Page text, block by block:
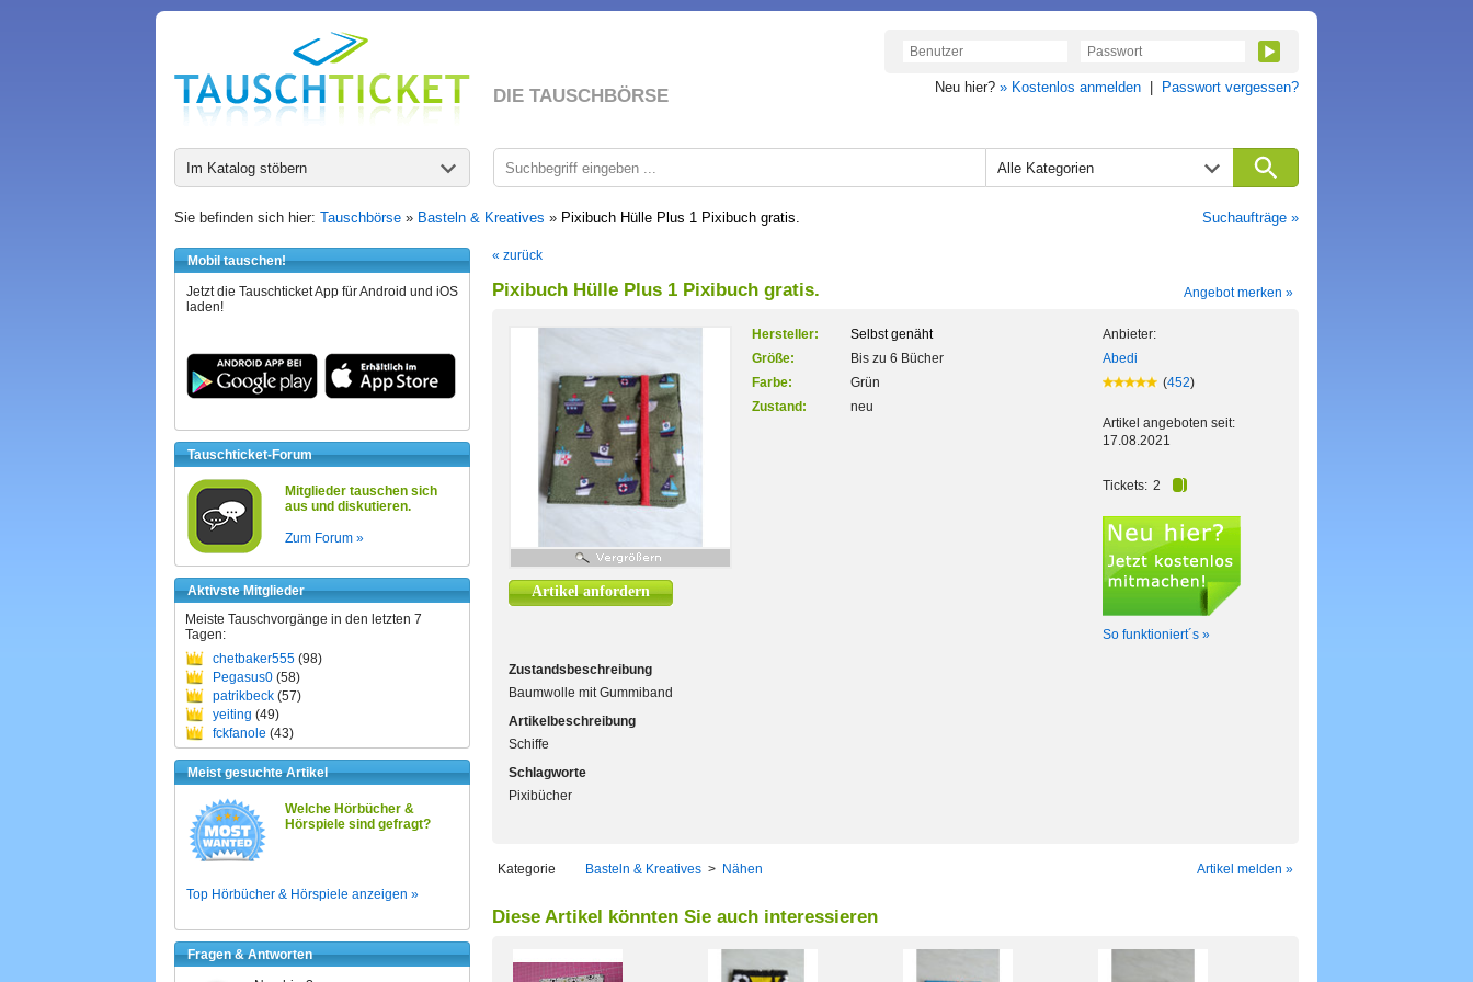
DIE TAUSCHBÖRSE Neu hier? » Kostenlos anmelden Passwort vergessen?
Im Katalog stöbern Alle Kategorien
Sie befinden sich hier: Tauschbörse » Basteln & Kreatives » Pixibuch Hülle Plus 1 Pixibuch gratis. Suchaufträge »
Mobil tauschen!
Jetzt die Tauschticket App für Android und iOS
laden!
Tauschticket-Forum
Mitglieder tauschen sich
aus und diskutieren.
Zum Forum »
Aktivste Mitglieder
Meiste Tauschvorgänge in den letzten 7
Tagen:
chetbaker555 (98)
Pegasus0 (58)
patrikbeck (57)
yeiting (49)
fckfanole (43)
Meist gesuchte Artikel
Welche Hörbücher &
Hörspiele sind gefragt?
Top Hörbücher & Hörspiele anzeigen »
Fragen & Antworten
« zurück
Pixibuch Hülle Plus 1 Pixibuch gratis. Angebot merken »
Artikel anfordern
Hersteller:
Selbst genäht
Größe:
Bis zu 6 Bücher
Farbe:
Grün
Zustand:
neu
Anbieter:
Abedi
(452)
Artikel angeboten seit:
17.08.2021
Tickets: 2
So funktioniert´s »
Zustandsbeschreibung
Baumwolle mit Gummiband
Artikelbeschreibung
Schiffe
Schlagworte
Pixibücher
Kategorie Basteln & Kreatives > Nähen Artikel melden »
Diese Artikel könnten Sie auch interessieren